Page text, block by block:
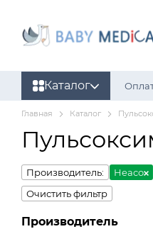
Каталог
Главная Каталог
Производитель:
Heaco
Очистить фильтр
Производитель